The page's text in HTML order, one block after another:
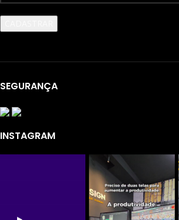
SEGURANÇA
INSTAGRAM